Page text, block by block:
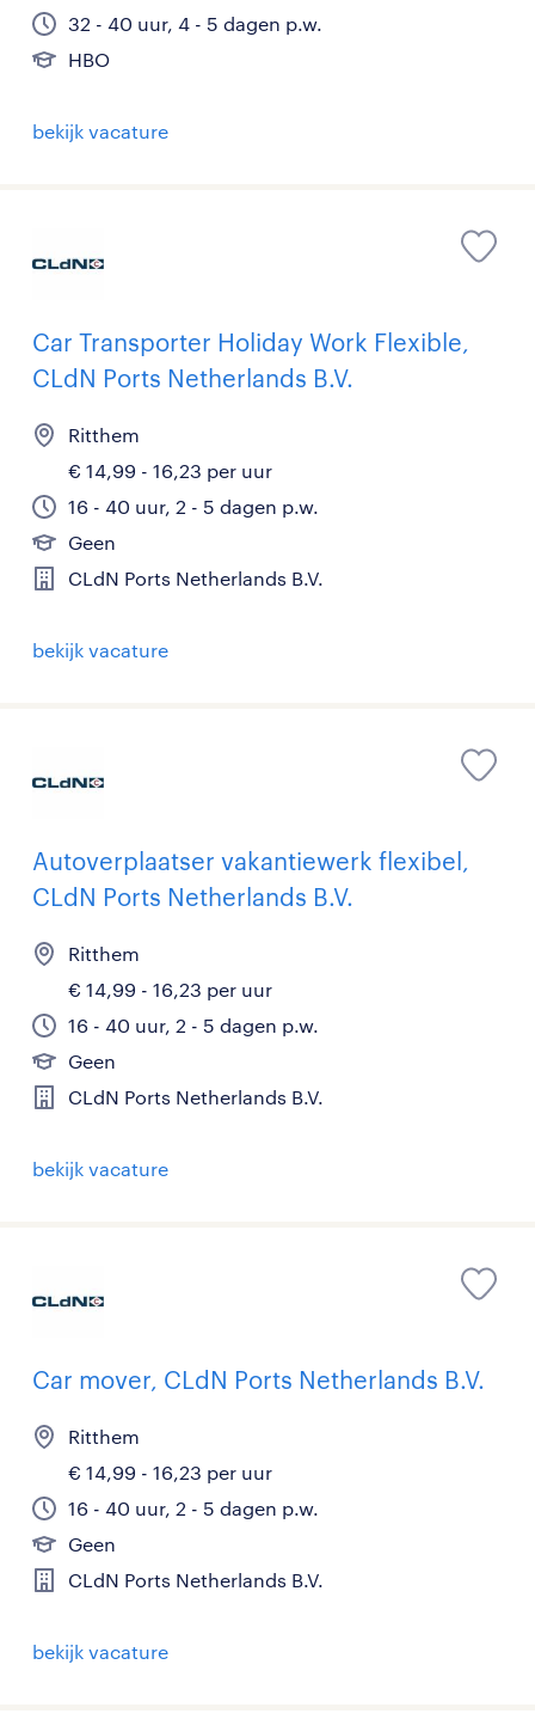
32 - 40 uur, 4 - 5 dagen p.w.
HBO
bekijk vacature
Car Transporter Holiday Work Flexible,
CLdN Ports Netherlands B.V.
Ritthem
€ 14,99 - 16,23 per uur
16 - 40 uur, 2 - 5 dagen p.w.
Geen
CLdN Ports Netherlands B.V.
bekijk vacature
Autoverplaatser vakantiewerk flexibel,
CLdN Ports Netherlands B.V.
Ritthem
€ 14,99 - 16,23 per uur
16 - 40 uur, 2 - 5 dagen p.w.
Geen
CLdN Ports Netherlands B.V.
bekijk vacature
Car mover, CLdN Ports Netherlands B.V.
Ritthem
€ 14,99 - 16,23 per uur
16 - 40 uur, 2 - 5 dagen p.w.
Geen
CLdN Ports Netherlands B.V.
bekijk vacature